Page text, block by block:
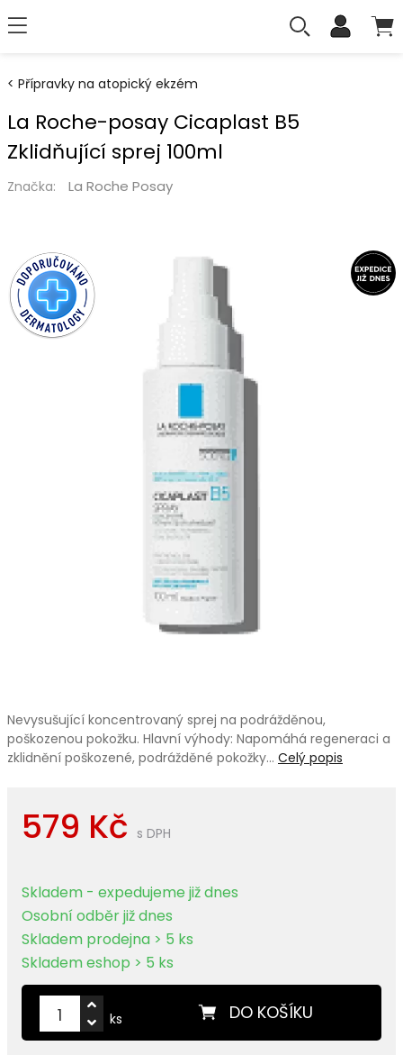
Přípravky na atopický ekzém
La Roche-posay Cicaplast B5
Zklidňující sprej 100ml
Značka: La Roche Posay
Nevysušující koncentrovaný sprej na podrážděnou,
poškozenou pokožku. Hlavní výhody: Napomáhá regeneraci a
zklidnění poškozené, podrážděné pokožky… Celý popis
579 Kč s DPH
Skladem - expedujeme již dnes
Osobní odběr již dnes
Skladem prodejna > 5 ks
Skladem eshop > 5 ks
DO KOŠÍKU
ks